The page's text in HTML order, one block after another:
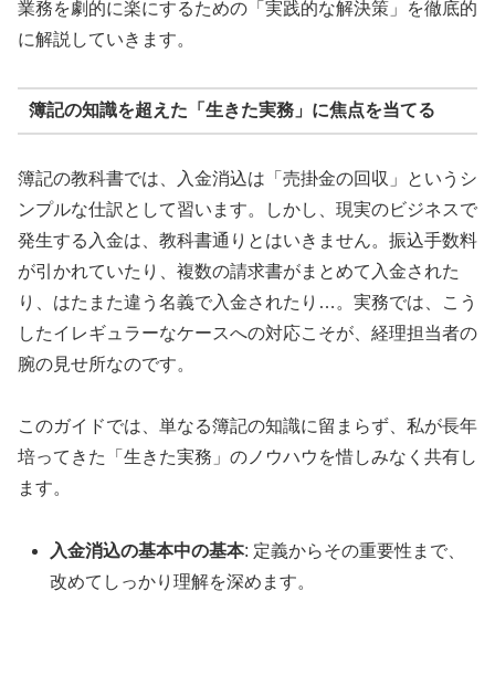
業務を劇的に楽にするための「実践的な解決策」を徹底的
に解説していきます。
簿記の知識を超えた「生きた実務」に焦点を当てる
簿記の教科書では、入金消込は「売掛金の回収」というシ
ンプルな仕訳として習います。しかし、現実のビジネスで
発生する入金は、教科書通りとはいきません。振込手数料
が引かれていたり、複数の請求書がまとめて入金された
り、はたまた違う名義で入金されたり…。実務では、こう
したイレギュラーなケースへの対応こそが、経理担当者の
腕の見せ所なのです。
このガイドでは、単なる簿記の知識に留まらず、私が長年
培ってきた「生きた実務」のノウハウを惜しみなく共有し
ます。
入金消込の基本中の基本: 定義からその重要性まで、
改めてしっかり理解を深めます。